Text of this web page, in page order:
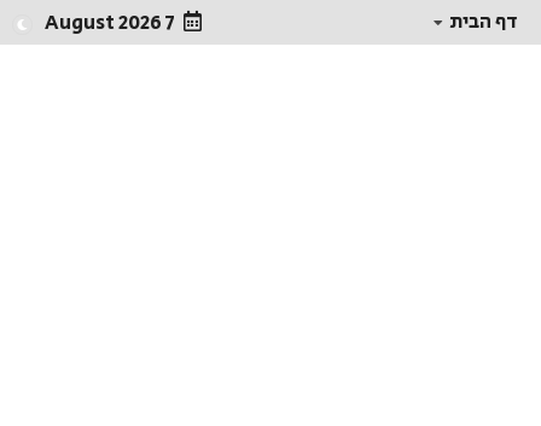
דף הבית 7 August 2026